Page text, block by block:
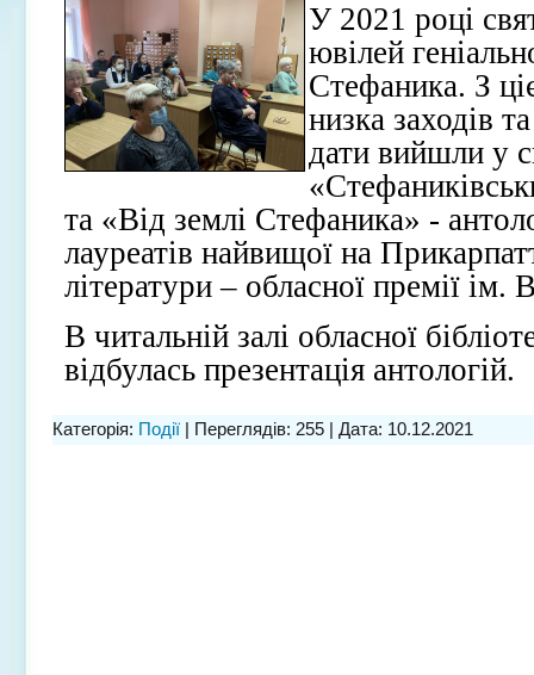
У 2021 році
ювілей
Стефаника. З
низка заходів
дати вийшли у
та «Від землі Стефаника» -
лауреатів найвищої на
літератури – обласної премії
В читальній залі обласної
відбулась презентація антологій.
Категорія: Події | Переглядів: 255 | Дата: 10.12.2021